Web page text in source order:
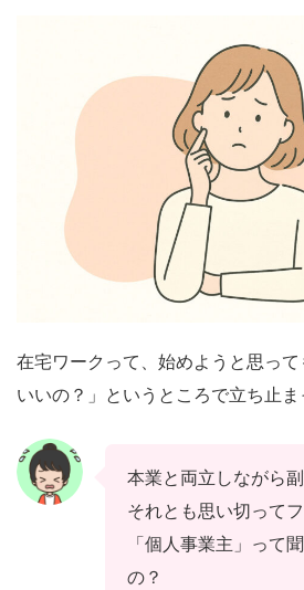
在宅ワークって、始めようと思っ
いいの？」というところで立ち止ま
本業と両立しながら
それとも思い切って
「個人事業主」って
の？